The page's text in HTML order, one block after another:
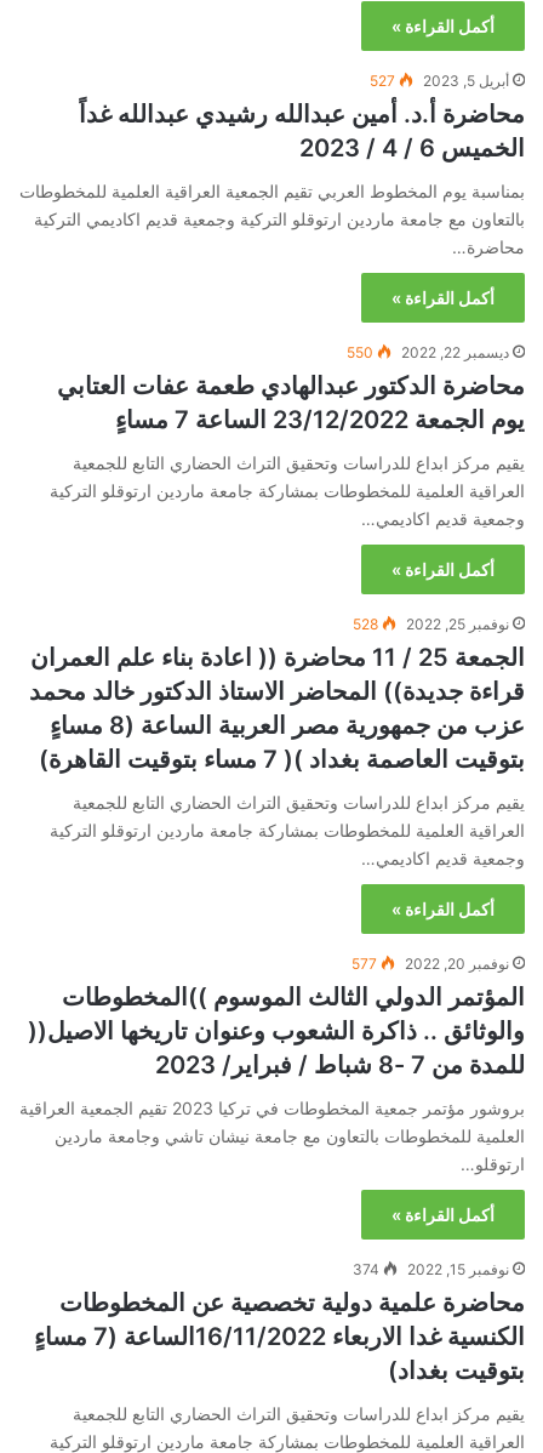
أكمل القراءة »
أبريل 5, 2023 527
محاضرة أ.د. أمين عبدالله رشيدي عبدالله غداً
الخميس 6 / 4 / 2023
بمناسبة يوم المخطوط العربي تقيم الجمعية العراقية العلمية للمخطوطات
بالتعاون مع جامعة ماردين ارتوقلو التركية وجمعية قديم اكاديمي التركية
محاضرة…
أكمل القراءة »
ديسمبر 22, 2022 550
محاضرة الدكتور عبدالهادي طعمة عفات العتابي
يوم الجمعة 23/12/2022 الساعة 7 مساءٍ
يقيم مركز ابداع للدراسات وتحقيق التراث الحضاري التابع للجمعية
العراقية العلمية للمخطوطات بمشاركة جامعة ماردين ارتوقلو التركية
وجمعية قديم اكاديمي…
أكمل القراءة »
نوفمبر 25, 2022 528
الجمعة 25 / 11 محاضرة (( اعادة بناء علم العمران
قراءة جديدة)) المحاضر الاستاذ الدكتور خالد محمد
عزب من جمهورية مصر العربية الساعة (8 مساءٍ
بتوقيت العاصمة بغداد )( 7 مساء بتوقيت القاهرة)
يقيم مركز ابداع للدراسات وتحقيق التراث الحضاري التابع للجمعية
العراقية العلمية للمخطوطات بمشاركة جامعة ماردين ارتوقلو التركية
وجمعية قديم اكاديمي…
أكمل القراءة »
نوفمبر 20, 2022 577
المؤتمر الدولي الثالث الموسوم ))المخطوطات
والوثائق .. ذاكرة الشعوب وعنوان تاريخها الاصيل((
للمدة من 7 -8 شباط / فبراير/ 2023
بروشور مؤتمر جمعية المخطوطات في تركيا 2023 تقيم الجمعية العراقية
العلمية للمخطوطات بالتعاون مع جامعة نيشان تاشي وجامعة ماردين
ارتوقلو…
أكمل القراءة »
نوفمبر 15, 2022 374
محاضرة علمية دولية تخصصية عن المخطوطات
الكنسية غدا الاربعاء 16/11/2022الساعة (7 مساءٍ
بتوقيت بغداد)
يقيم مركز ابداع للدراسات وتحقيق التراث الحضاري التابع للجمعية
العراقية العلمية للمخطوطات بمشاركة جامعة ماردين ارتوقلو التركية